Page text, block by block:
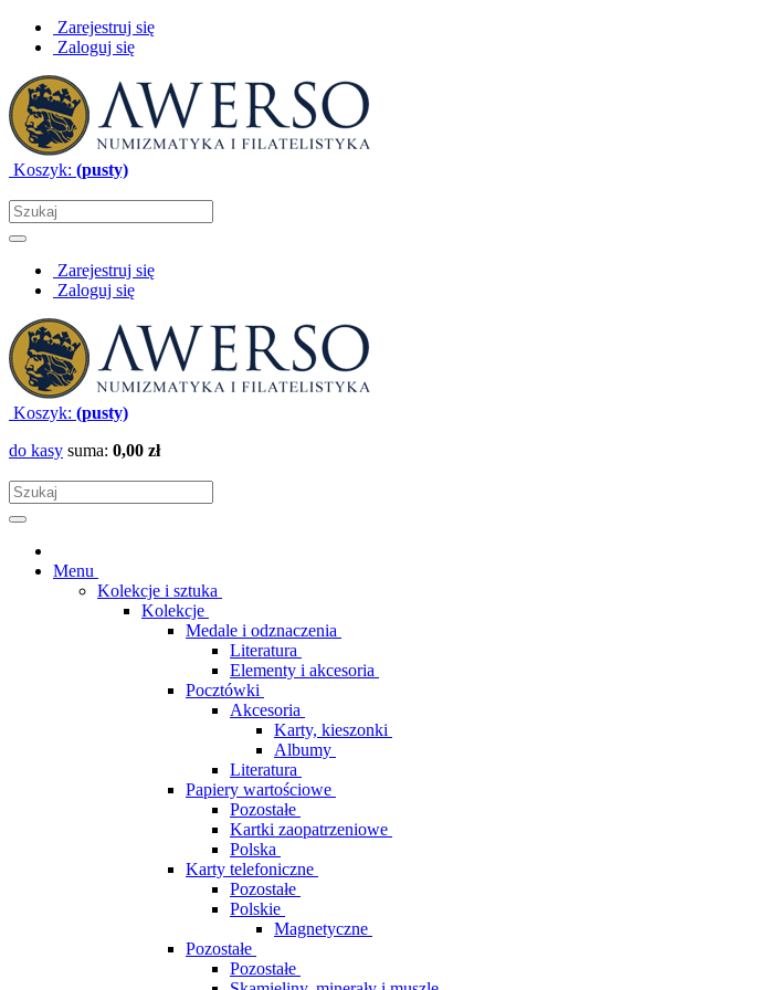
Zarejestruj się
Zaloguj się
Koszyk: (pusty)
Zarejestruj się
Zaloguj się
Koszyk: (pusty)
do kasy suma: 0,00 zł
Menu
Kolekcje i sztuka
Kolekcje
Medale i odznaczenia
Literatura
Elementy i akcesoria
Pocztówki
Akcesoria
Karty, kieszonki
Albumy
Literatura
Papiery wartościowe
Pozostałe
Kartki zaopatrzeniowe
Polska
Karty telefoniczne
Pozostałe
Polskie
Magnetyczne
Pozostałe
Pozostałe